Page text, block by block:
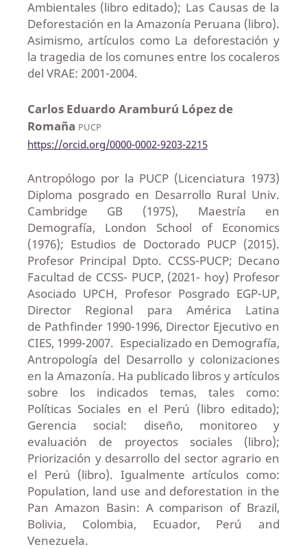
Ambientales (libro editado); Las Causas de la
Deforestación en la Amazonía Peruana (libro).
Asimismo, artículos como La deforestación y
la tragedia de los comunes entre los cocaleros
del VRAE: 2001-2004.
Carlos Eduardo Aramburú López de
Romaña PUCP
https://orcid.org/0000-0002-9203-2215
Antropólogo por la PUCP (Licenciatura 1973)
Diploma posgrado en Desarrollo Rural Univ.
Cambridge GB (1975), Maestría en
Demografía, London School of Economics
(1976); Estudios de Doctorado PUCP (2015).
Profesor Principal Dpto. CCSS-PUCP; Decano
Facultad de CCSS- PUCP, (2021- hoy) Profesor
Asociado UPCH, Profesor Posgrado EGP-UP,
Director Regional para América Latina
de Pathfinder 1990-1996, Director Ejecutivo en
CIES, 1999-2007. Especializado en Demografía,
Antropología del Desarrollo y colonizaciones
en la Amazonía. Ha publicado libros y artículos
sobre los indicados temas, tales como:
Políticas Sociales en el Perú (libro editado);
Gerencia social: diseño, monitoreo y
evaluación de proyectos sociales (libro);
Priorización y desarrollo del sector agrario en
el Perú (libro). Igualmente artículos como:
Population, land use and deforestation in the
Pan Amazon Basin: A comparison of Brazil,
Bolivia, Colombia, Ecuador, Perú and
Venezuela.